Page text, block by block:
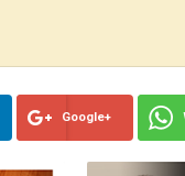
Google+